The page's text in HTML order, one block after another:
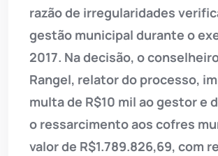
razão de irregularidades
gestão municipal durante o
2017. Na decisão, o
Rangel, relator do processo,
multa de R$10 mil ao gestor e
o ressarcimento aos cofres
valor de R$1.789.826,69, com